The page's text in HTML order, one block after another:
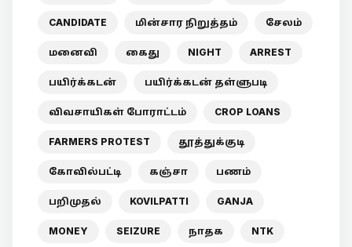
CANDIDATE மின்சார நிறுத்தம் சேலம்
மனைவி கைது NIGHT ARREST
பயிர்க்கடன் பயிர்க்கடன் தள்ளுபடி
விவசாயிகள் போராட்டம் CROP LOANS
FARMERS PROTEST தூத்துக்குடி
கோவில்பட்டி கஞ்சா பணம்
பறிமுதல் KOVILPATTI GANJA
MONEY SEIZURE நாதக NTK